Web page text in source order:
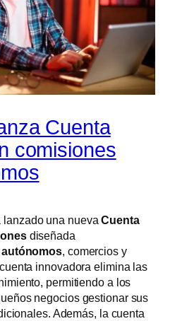
Cuenta
comisiones
una nuevaCuenta
diseñada
autónomos, comercios y
innovadora elimina las
permitiendo a los
negocios gestionar sus
Además, la cuenta